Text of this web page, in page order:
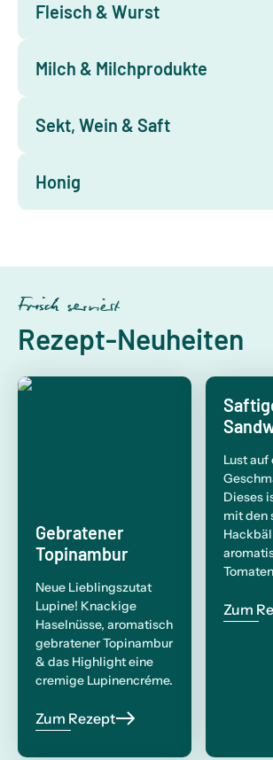
Fleisch & Wurst
Milch & Milchprodukte
Sekt, Wein & Saft
Honig
Frisch serviert
Rezept-Neuheiten
Gebratener
Topinambur
Neue Lieblingszutat
Lupine! Knackige
Haselnüsse, aromatisch
gebratener Topinambur
& das Highlight eine
cremige Lupinencréme.
Zum Rezept
Lust auf
Dieses
mit den
Zum